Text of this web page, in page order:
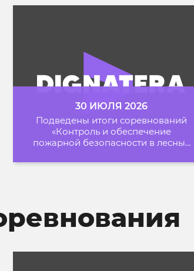
30 ИЮЛЯ 2026
Подведены итоги соревнований
«Контроль и обеспечение
пожарной безопасности в лесных